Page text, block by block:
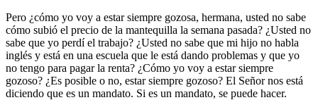
Pero ¿cómo yo voy a estar siempre gozosa, hermana, usted no sabe
cómo subió el precio de la mantequilla la semana pasada? ¿Usted no
sabe que yo perdí el trabajo? ¿Usted no sabe que mi hijo no habla
inglés y está en una escuela que le está dando problemas y que yo
no tengo para pagar la renta? ¿Cómo yo voy a estar siempre
gozoso? ¿Es posible o no, estar siempre gozoso? El Señor nos está
diciendo que es un mandato. Si es un mandato, se puede hacer.